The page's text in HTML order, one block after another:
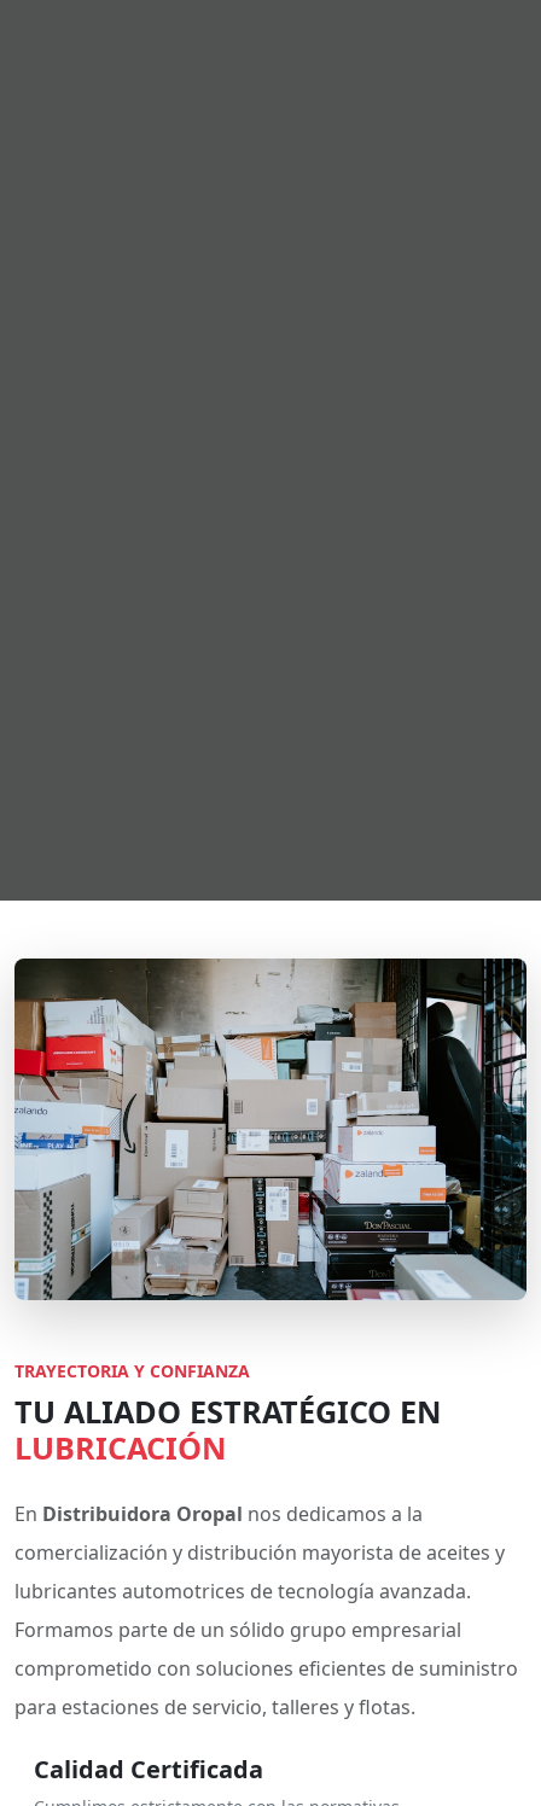
TRAYECTORIA Y CONFIANZA
TU ALIADO ESTRATÉGICO EN
LUBRICACIÓN
En Distribuidora Oropal nos dedicamos a la
comercialización y distribución mayorista de aceites y
lubricantes automotrices de tecnología avanzada.
Formamos parte de un sólido grupo empresarial
comprometido con soluciones eficientes de suministro
para estaciones de servicio, talleres y flotas.
Calidad Certificada